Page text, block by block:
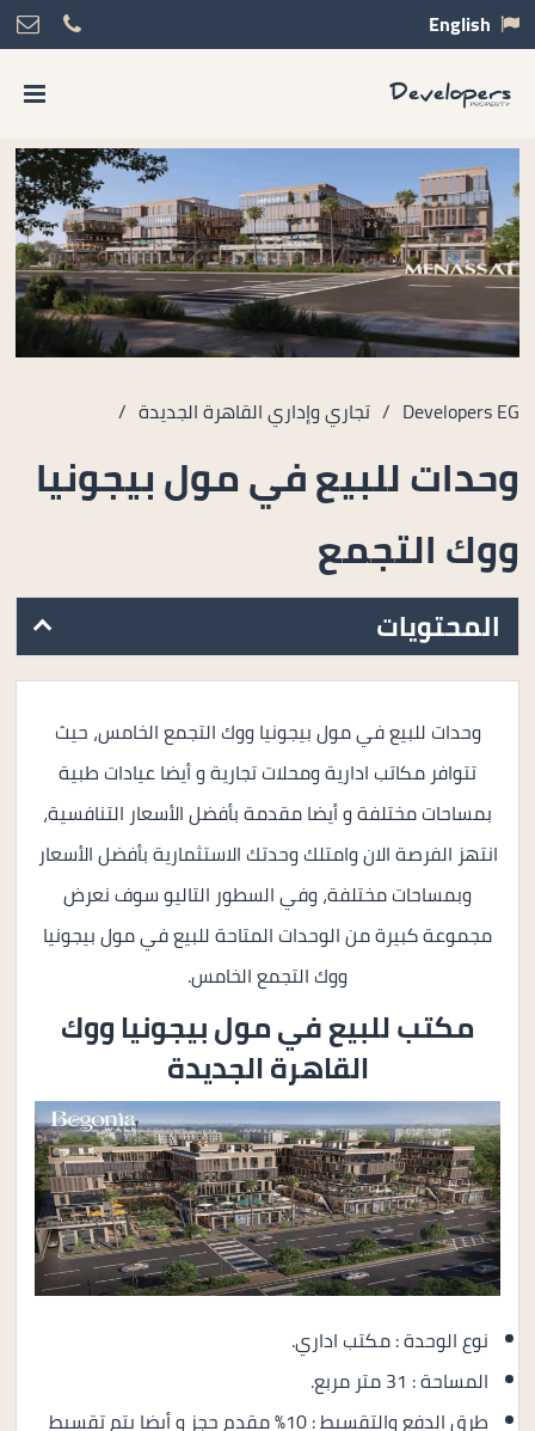
English
Developers EG
/ تجاري وإداري القاهرة الجديدة /
وحدات للبيع في مول بيجونيا
ووك التجمع
المحتويات
وحدات للبيع في مول بيجونيا ووك التجمع الخامس، حيث
تتوافر مكاتب ادارية ومحلات تجارية و أيضا عيادات طبية
بمساحات مختلفة و أيضا مقدمة بأفضل الأسعار التنافسية،
انتهز الفرصة الان وامتلك وحدتك الاستثمارية بأفضل الأسعار
وبمساحات مختلفة، وفي السطور التاليو سوف نعرض
مجموعة كبيرة من الوحدات المتاحة للبيع في مول بيجونيا
ووك التجمع الخامس.
مكتب للبيع في مولبيجونيا ووك
القاهرة الجديدة
نوع الوحدة : مكتب اداري.
المساحة : 31 متر مربع.
طرق الدفع والتقسيط : 10% مقدم حجز و أيضا يتم تقسيط